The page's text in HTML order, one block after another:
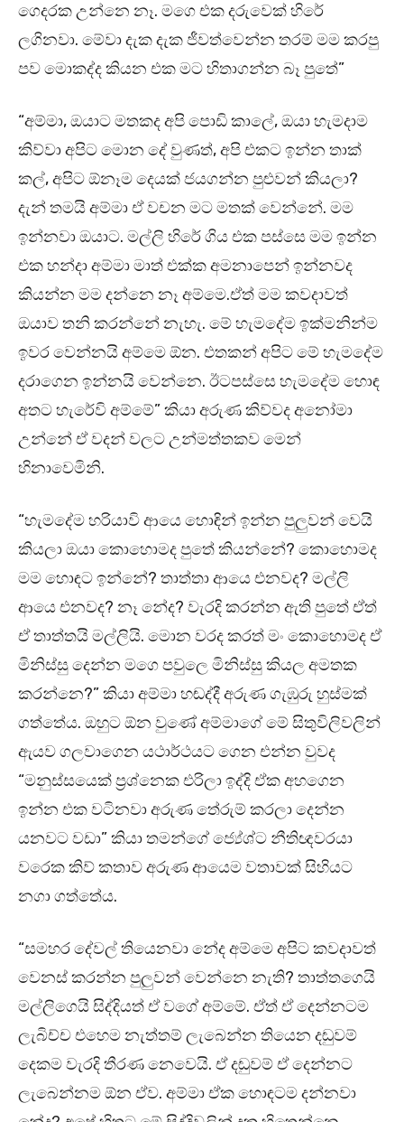
ගෙදරක උන්නෙ නෑ. මගෙ එක දරුවෙක් හිරේ
ලගිනවා. මේවා දැක දැක ජීවත්වෙන්න තරම් මම කරපු
පව මොකද්ද කියන එක මට හිතාගන්න බෑ පුතේ”
“අම්මා, ඔයාට මතකද අපි පොඩි කාලේ, ඔයා හැමදාම
කිව්වා අපිට මොන දේ වුණත්, අපි එකට ඉන්න තාක්
කල්, අපිට ඕනෑම දෙයක් ජයගන්න පුළුවන් කියලා?
දැන් තමයි අම්මා ඒ වචන මට මතක් වෙන්නේ. මම
ඉන්නවා ඔයාට. මල්ලි හිරේ ගිය එක පස්සෙ මම ඉන්න
එක හන්දා අම්මා මාත් එක්ක අමනාපෙන් ඉන්නවද
කියන්න මම දන්නෙ නෑ අම්මෙ.ඒත් මම කවදාවත්
ඔයාව තනි කරන්නේ නැහැ. මේ හැමදේම ඉක්මනින්ම
ඉවර වෙන්නයි අම්මෙ ඕන. එතකන් අපිට මේ හැමදේම
දරාගෙන ඉන්නයි වෙන්නෙ. ඊටපස්සෙ හැමදේම හොඳ
අතට හැරේවි අම්මේ” කියා අරුණ කිව්වද අනෝමා
උන්නේ ඒ වදන් වලට උන්මත්තකව මෙන්
හිනාවෙමිනි.
“හැමදේම හරියාවි ආයෙ හොඳින් ඉන්න පුලුවන් වෙයි
කියලා ඔයා කොහොමද පුතේ කියන්නේ? කොහොමද
මම හොඳට ඉන්නේ? තාත්තා ආයෙ එනවද? මල්ලි
ආයෙ එනවද? නෑ නේද? වැරදි කරන්න ඇති පුතේ ඒත්
ඒ තාත්තයි මල්ලියි. මොන වරද කරත් මං කොහොමද ඒ
මිනිස්සු දෙන්න මගෙ පවුලෙ මිනිස්සු කියල අමතක
කරන්නෙ?” කියා අම්මා හඬද්දී අරුණ ගැඹුරු හුස්මක්
ගත්තේය. ඔහුට ඕන වුණේ අම්මාගේ මේ සිතුවිලිවලින්
ඇයව ගලවාගෙන යථාර්ථයට ගෙන එන්න වුවද
“මනුස්සයෙක් ප්‍රශ්නෙක එරිලා ඉද්දි ඒක අහගෙන
ඉන්න එක වටිනවා අරුණ තේරුම් කරලා දෙන්න
යනවට වඩා” කියා තමන්ගේ ජ්‍යේශ්ට නීතිඥවරයා
වරෙක කිව් කතාව අරුණ ආයෙම වතාවක් සිහියට
නගා ගත්තේය.
“සමහර දේවල් තියෙනවා නේද අම්මෙ අපිට කවදාවත්
වෙනස් කරන්න පුලුවන් වෙන්නෙ නැති? තාත්තගෙයි
මල්ලිගෙයි සිද්දියත් ඒ වගේ අම්මේ. ඒත් ඒ දෙන්නටම
ලැබිච්ච එහෙම නැත්තම් ලැබෙන්න තියෙන දඬුවම්
දෙකම වැරදි තීරණ නෙවෙයි. ඒ දඬුවම් ඒ දෙන්නට
ලැබෙන්නම ඕන ඒව. අම්මා ඒක හොඳටම දන්නවා